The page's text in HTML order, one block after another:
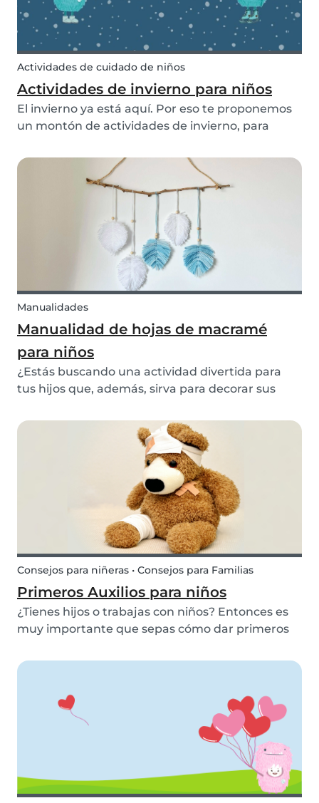
Actividades de cuidado de niños
Actividades de invierno para niños
El invierno ya está aquí. Por eso te proponemos
un montón de actividades de invierno, para
diversión nunca acabe.
Manualidades
Manualidad de hojas de macramé
para niños
¿Estás buscando una actividad divertida para
tus hijos que, además, sirva para decorar sus
perfecta para ti. Podrás hacer este DIY de
macramé siguiendo unos pocos pasos.
Consejos para niñeras • Consejos para Familias
Primeros Auxilios para niños
¿Tienes hijos o trabajas con niños? Entonces es
muy importante que sepas cómo dar primeros
básicos para niños en la práctica es esencial para